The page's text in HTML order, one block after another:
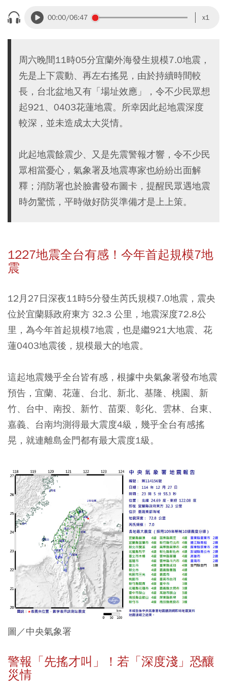
00:00/06:47 x1
周六晚間11時05分宜蘭外海發生規模7.0地震，
先是上下震動、再左右搖晃，由於持續時間較
長，台北盆地又有「場址效應」，令不少民眾想
起921、0403花蓮地震。所幸因此起地震深度
較深，並未造成太大災情。
此起地震餘震少、又是先震警報才響，令不少民
眾相當憂心，氣象署及地震專家也紛紛出面解
釋；消防署也於臉書發布圖卡，提醒民眾遇地震
時勿驚慌，平時做好防災準備才是上上策。
1227地震全台有感！今年首起規模7地
震
12月27日深夜11時5分發生芮氏規模7.0地震，震央
位於宜蘭縣政府東方 32.3 公里，地震深度72.8公
里，為今年首起規模7地震，也是繼921大地震、花
蓮0403地震後，規模最大的地震。
這起地震幾乎全台皆有感，根據中央氣象署發布地震
預告，宜蘭、花蓮、台北、新北、基隆、桃園、新
竹、台中、南投、新竹、苗栗、彰化、雲林、台東、
嘉義、台南均測得最大震度4級，幾乎全台有感搖
晃，就連離島金門都有最大震度1級。
圖／中央氣象署
警報「先搖才叫」！若「深度淺」恐釀
災情